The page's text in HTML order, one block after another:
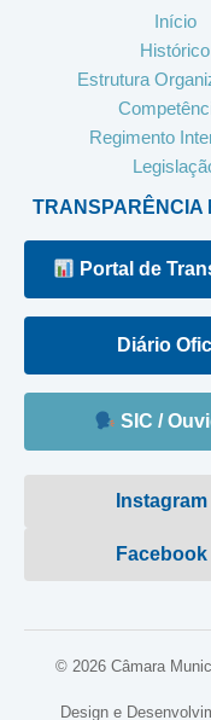
Início
Histórico
Estrutura
Regimento
TRANSPARÊNCIA
Portal de
Diário
SIC /
Instagram
Facebook
© 2026 Câmara
Design e